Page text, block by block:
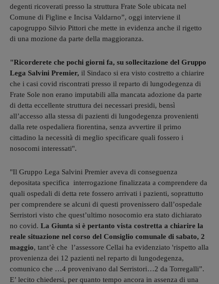
degenti ricoverati presso la struttura Frate Sole ubicata nel
Comune di Figline e Incisa Valdarno”, oggi interviene il
capogruppo Silvio Pittori che mette in evidenza anche il rigetto
di una mozione da parte della maggioranza.
"Ricorderete che pochi giorni fa, su sollecitazione del Gruppo
Lega Salvini Premier, il Sindaco si era visto costretto a chiarire
che i casi covid riscontrati presso il reparto di lungodegenza di
Frate Sole non erano imputabili alla mancata adozione da parte
di detta eccellente struttura dei necessari presidi, bensì
all’accesso alla stessa di pazienti di lungodegenza provenienti
dalla rete ospedaliera fiorentina, senza avvertire il primo
cittadino la necessità di meglio specificare quali fossero i
nosocomi interessati".
"Il Gruppo Lega Salvini Premier aveva di conseguenza
depositata specifica interrogazione finalizzata a comprendere da
quali ospedali di detta rete fossero arrivati i pazienti, soprattutto
per comprendere se alcuni di questi provenissero dall’ospedale
Serristori visto che quest’ultimo nosocomio era stato dichiarato
no covid. La Giunta si è pertanto vista costretta a chiarire la
reale situazione nel corso del Consiglio comunale di sabato, 2
maggio, tant’è che l’assessore Cellai ha evidenziato 'rispetto alla
provenienza dei 12 pazienti nel reparto di lungodegenza,
comunico che …4 provenivano dal Serristori…2 da Torregalli”.
E’ lecito chiedersi, per quanto tempo ancora in assenza di una